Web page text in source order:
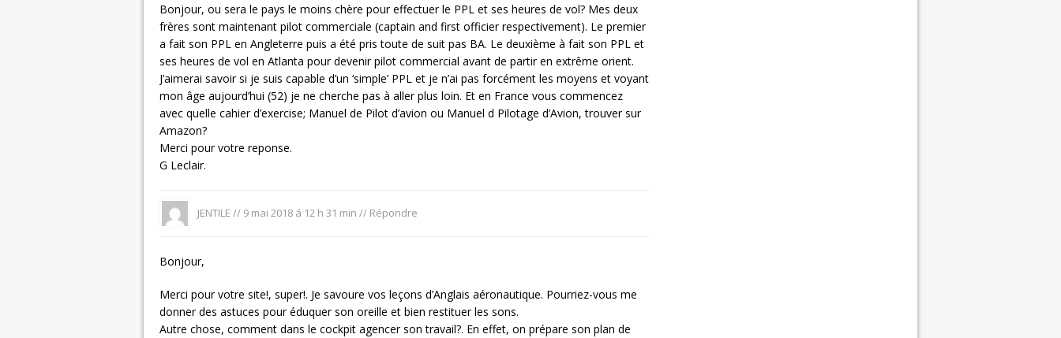
Bonjour, ou sera le pays le moins chère pour effectuer le PPL et ses heures de vol? Mes deux
frères sont maintenant pilot commerciale (captain and first officier respectivement). Le premier
a fait son PPL en Angleterre puis a été pris toute de suit pas BA. Le deuxième à fait son PPL et
ses heures de vol en Atlanta pour devenir pilot commercial avant de partir en extrême orient.
J’aimerai savoir si je suis capable d’un ‘simple’ PPL et je n’ai pas forcément les moyens et voyant
mon âge aujourd’hui (52) je ne cherche pas à aller plus loin. Et en France vous commencez
avec quelle cahier d’exercise; Manuel de Pilot d’avion ou Manuel d Pilotage d’Avion, trouver sur
Amazon?
Merci pour votre reponse.
G Leclair.
JENTILE // 9 mai 2018 á 12 h 31 min // Répondre
Bonjour,
Merci pour votre site!, super!. Je savoure vos leçons d’Anglais aéronautique. Pourriez-vous me
donner des astuces pour éduquer son oreille et bien restituer les sons.
Autre chose, comment dans le cockpit agencer son travail?. En effet, on prépare son plan de